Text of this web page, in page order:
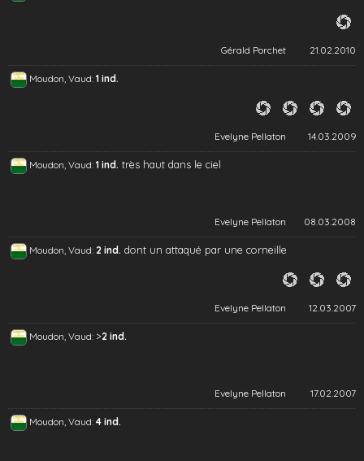
Gérald Porchet 21.02.2010
Moudon, Vaud: 1 ind.
Evelyne Pellaton 14.03.2009
Moudon, Vaud: 1 ind. très haut dans le ciel
Evelyne Pellaton 08.03.2008
Moudon, Vaud: 2 ind. dont un attaqué par une corneille
Evelyne Pellaton 12.03.2007
Moudon, Vaud: >2 ind.
Evelyne Pellaton 17.02.2007
Moudon, Vaud: 4 ind.